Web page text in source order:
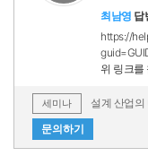
최남영 답
https://
위 링크를
세미나
설계 산업의
문의하기